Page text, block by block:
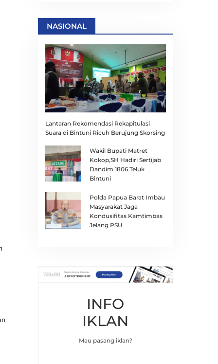
NASIONAL
Lantaran Rekomendasi Rekapitulasi
Suara di Bintuni Ricuh Berujung Skorsing
Wakil Bupati Matret
Kokop,SH Hadiri Sertijab
Dandim 1806 Teluk
Bintuni
Polda Papua Barat Imbau
Masyarakat Jaga
Kondusifitas Kamtimbas
Jelang PSU
INFO
IKLAN
Mau pasang iklan?